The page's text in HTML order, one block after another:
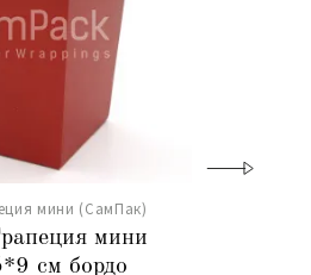
мини (СамПак)
мини
см бордо